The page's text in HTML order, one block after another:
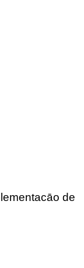
de